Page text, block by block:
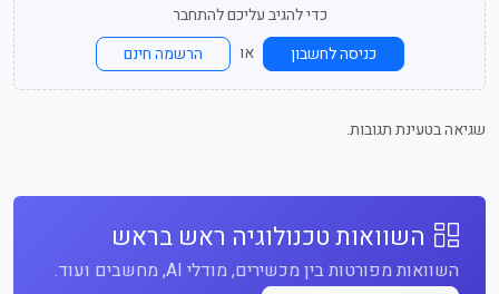
כדי להגיב עליכם להתחבר
כניסה לחשבון
או הרשמה חינם
שגיאה בטעינת תגובות.
השוואות טכנולוגיה ראש בראש
השוואות מפורטות בין מכשירים, מודלי AI, מחשבים ועוד.